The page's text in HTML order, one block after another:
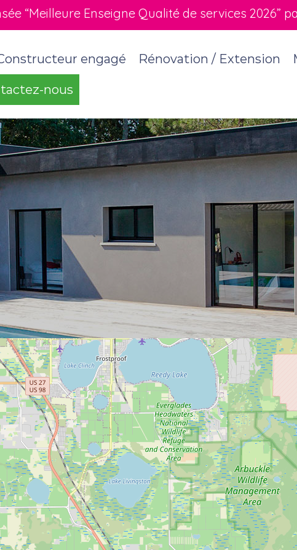
“Meilleure Enseigne Qualité de services 2026”
engagé Rénovation / Extension
nous